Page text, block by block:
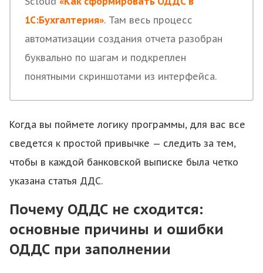
1С:Бухгалтерия». Там весь процесс
автоматизации создания отчета разобран
буквально по шагам и подкреплен
понятными скриншотами из интерфейса.
Когда вы поймете логику программы, для вас все
сведется к простой привычке — следить за тем,
чтобы в каждой банковской выписке была четко
указана статья ДДС.
Почему ОДДС не сходится:
основные причины и ошибки
ОДДС при заполнении